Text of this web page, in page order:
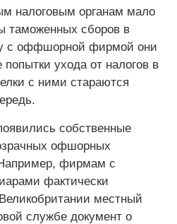
налоговым органам мало
таможенных сборов в
с оффшорной фирмой они
ухода от налогов в
с ними стараются
собственные
офшорных
фирмам с
фактически
местный
службе документ о